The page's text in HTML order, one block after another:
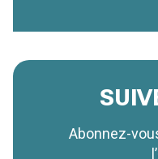
Abonnez-